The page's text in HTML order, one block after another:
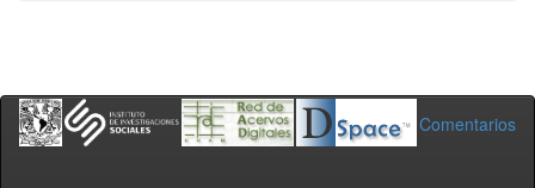
Comentarios